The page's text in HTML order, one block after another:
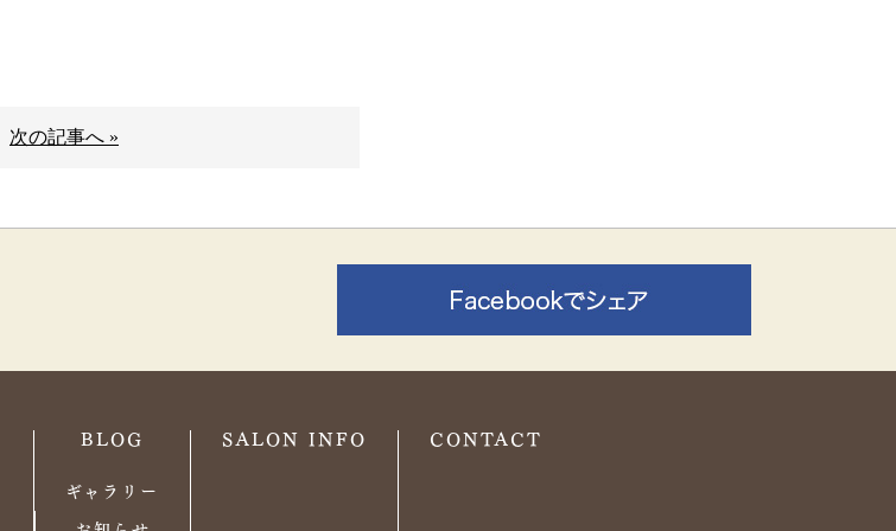
次の記事へ »
BLOG
ギャラリー
SALON INFO CONTACT